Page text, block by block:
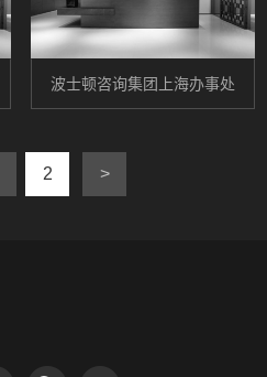
波士顿咨询集团上海办事处
2 >